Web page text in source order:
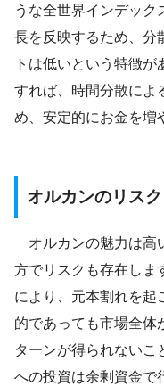
うな全世界インデッ
長を反映するため、分
トは低いという特徴
すれば、時間分散によ
め、安定的にお金を増
オルカンのリス
オルカンの魅力は高
方でリスクも存在しま
により、元本割れを起
的であっても市場全体
ターンが得られないこ
への投資は余剰資金で